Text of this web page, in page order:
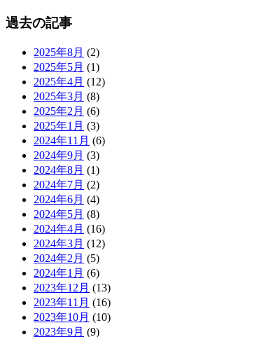
過去の記事
2025年8月 (2)
2025年5月 (1)
2025年4月 (12)
2025年3月 (8)
2025年2月 (6)
2025年1月 (3)
2024年11月 (6)
2024年9月 (3)
2024年8月 (1)
2024年7月 (2)
2024年6月 (4)
2024年5月 (8)
2024年4月 (16)
2024年3月 (12)
2024年2月 (5)
2024年1月 (6)
2023年12月 (13)
2023年11月 (16)
2023年10月 (10)
2023年9月 (9)